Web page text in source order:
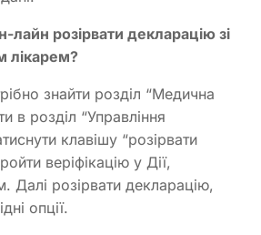
лайн розірвати декларацію зі
лікарем?
знайти розділ “Медична
в розділ “Управління
клавішу “розірвати
веріфікацію у Дії,
Далі розірвати декларацію,
опції.